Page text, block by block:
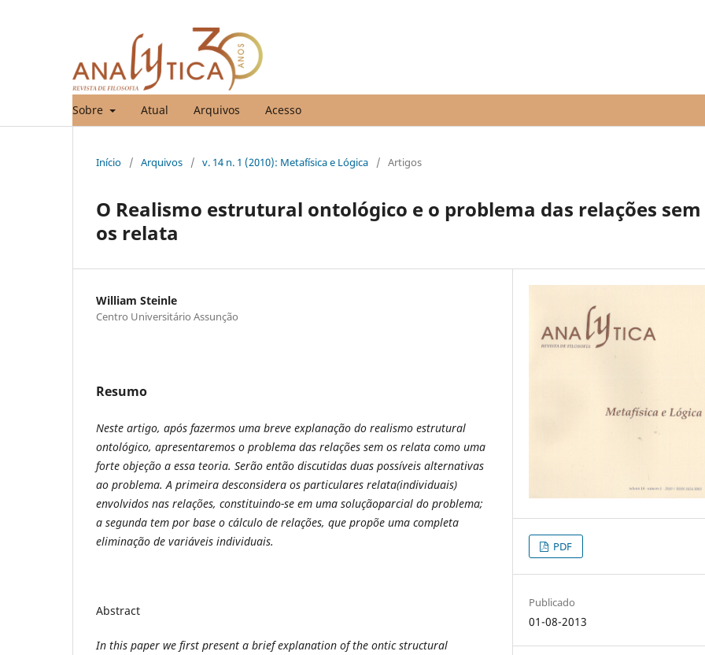
Sobre Atual Arquivos Acesso
Início / Arquivos / v. 14 n. 1 (2010): Metafísica e Lógica / Artigos
O Realismo estrutural ontológico e o problema das relações sem
os relata
William Steinle
Centro Universitário Assunção
Resumo
Neste artigo, após fazermos uma breve explanação do realismo estrutural
ontológico, apresentaremos o problema das relações sem os relata como uma
forte objeção a essa teoria. Serão então discutidas duas possíveis alternativas
ao problema. A primeira desconsidera os particulares relata(individuais)
envolvidos nas relações, constituindo-se em uma soluçãoparcial do problema;
a segunda tem por base o cálculo de relações, que propõe uma completa
eliminação de variáveis individuais.
Abstract
In this paper we first present a brief explanation of the ontic structural
PDF
Publicado
01-08-2013